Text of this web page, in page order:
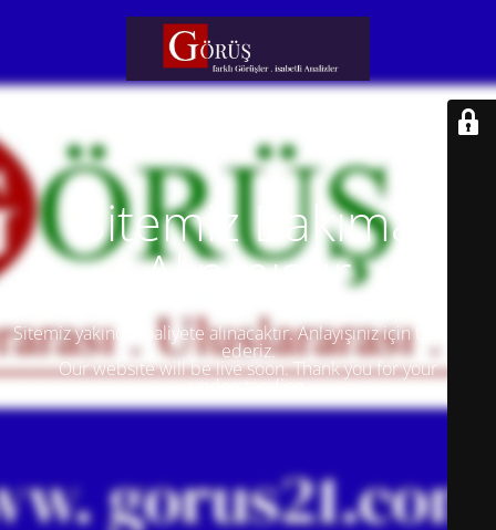
Sitemiz Bakıma
Alınmıştır
Sitemiz yakında faaliyete alınacaktır. Anlayışınız için teşekkür
ederiz.
Our website will be live soon. Thank you for your
understanding.